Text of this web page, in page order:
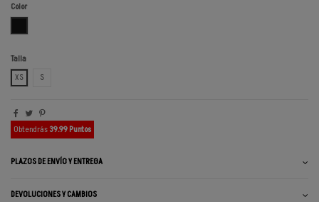
Color
Talla
XS
S
Obtendrás39.99 Puntos
PLAZOS DE ENVÍO Y ENTREGA
DEVOLUCIONES Y CAMBIOS